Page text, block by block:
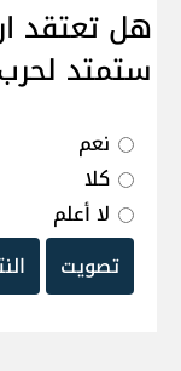
هل تعتقد
ستمتد
نعم
كلا
لا أعلم
تصويت